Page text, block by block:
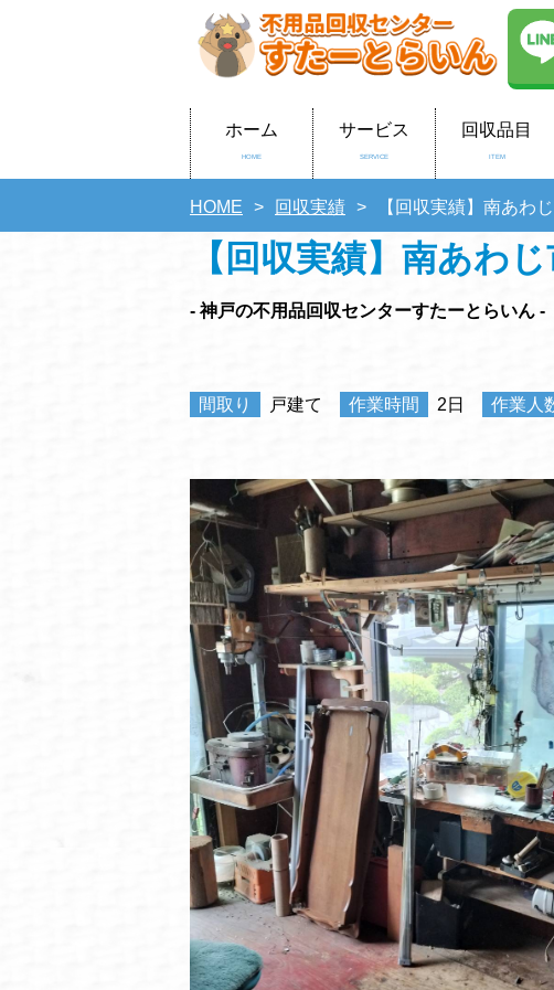
ホーム
HOME
サービス
SERVICE
回収品目
ITEM
HOME 回収実績 【回収実績】南あわ
【回収実績】南あわ
- 神戸の不用品回収センターすたーとらいん -
間取り 戸建て 作業時間 2日 作業人